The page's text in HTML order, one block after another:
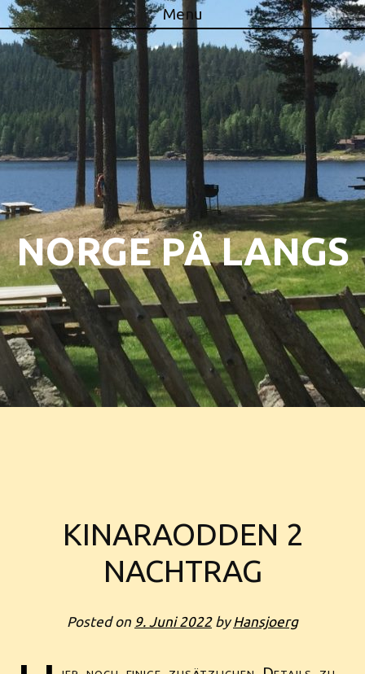
Menu
Skip to content
NORGE PÅ LANGS
KINARAODDEN 2
NACHTRAG
Posted on 9. Juni 2022byHansjoerg